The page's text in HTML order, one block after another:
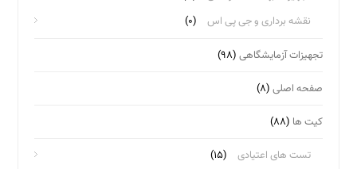
نقشه برداری و جی پی اس
(۰)
تجهیزات آزمایشگاهی (۹۸)
صفحه اصلی (۸)
کیت ها (۸۸)
تست های اعتیادی
(۱۵)